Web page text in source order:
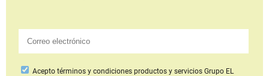
Aceptotérminos y condiciones productos y serviciosGrupo EL